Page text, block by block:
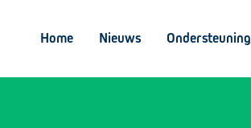
Home Nieuws Ondersteuning